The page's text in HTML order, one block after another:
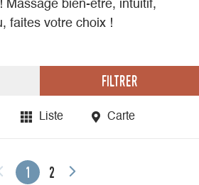
Massage bien-être, intuitif,
faites votre choix !
Filtrer
Liste Carte
1 2